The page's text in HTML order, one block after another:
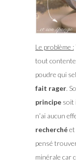
Le problème :
tout
poudre qui
fait rager.
principesoit
n’ai aucun
recherchéet
pensé
minérale car